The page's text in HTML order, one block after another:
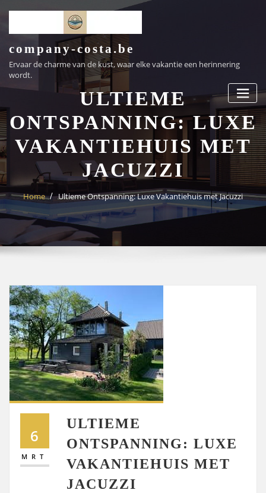
inhoud
company-costa.be
Ervaar de charme van de kust, waar elke vakantie een herinnering
wordt.
ULTIEME
ONTSPANNING: LUXE
VAKANTIEHUIS MET
JACUZZI
Home Ultieme Ontspanning: Luxe Vakantiehuis met Jacuzzi
6
MRT
ULTIEME
ONTSPANNING: LUXE
VAKANTIEHUIS MET
JACUZZI